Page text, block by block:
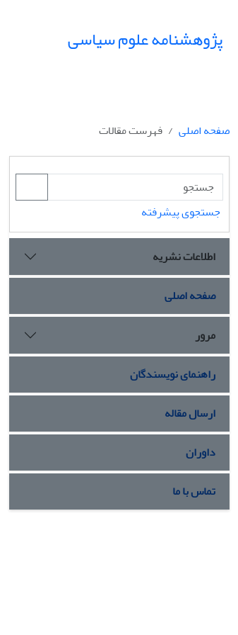
پژوهشنامه علوم سیاسی
صفحه اصلی
فهرست مقالات
جستجوی پیشرفته
اطلاعات نشریه
صفحه اصلی
مرور
راهنمای نویسندگان
ارسال مقاله
داوران
تماس با ما